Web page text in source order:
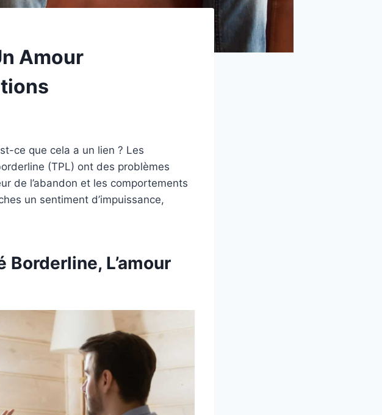
Amour
ce que cela a un lien ? Les
(TPL) ont des problèmes
de l’abandon et les comportements
un sentiment d’impuissance,
Borderline, L’amour